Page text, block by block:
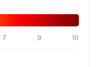
7 9 10